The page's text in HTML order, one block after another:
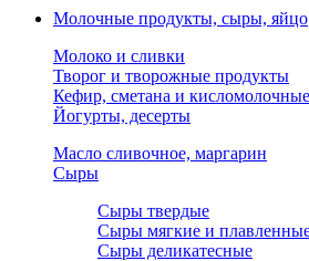
Молочные продукты, сыры, яйцо
Молоко и сливки
Творог и творожные продукты
Кефир, сметана и
Йогурты, десерты
Масло сливочное, маргарин
Сыры
Сыры твердые
Сыры мягкие и
Сыры деликатесные